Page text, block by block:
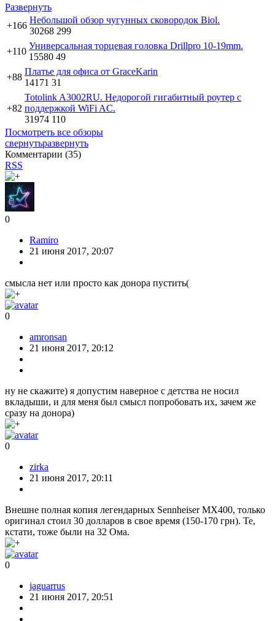
Развернуть
+166
Небольшой обзор чугунных сковородок Biol.
30268 299
+110
Универсальная торцевая головка Drillpro 10-19mm.
15580 49
+88
Платье для офиса от GraceKarin
14171 31
+82
Totolink A3002RU. Недорогой гигабитный роутер с
поддержкой WiFi AC.
31974 110
Посмотреть все обзоры
свернутьразвернуть
Комментарии (35)
RSS
0
Ramiro
21 июня 2017, 20:07
смысла нет или просто как донора пустить(
0
amronsan
21 июня 2017, 20:12
ну не скажите) я допустим наверное с детства не носил
вкладыши, и для меня был смысл попробовать их, зачем же
сразу на донора)
0
zirka
21 июня 2017, 20:11
Внешне полная копия легендарных Sennheiser MX400, только
оригинал стоил 30 долларов в свое время (150-170 грн). Те,
кстати, тоже были на 32 Ома.
0
jaguarrus
21 июня 2017, 20:51